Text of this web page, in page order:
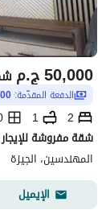
ج.م50,000
الدفعة المقدّمة:
2
1
المهندسين، الجيزة
الإيميل